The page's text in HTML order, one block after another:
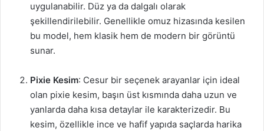
uygulanabilir. Düz ya da dalgalı olarak
şekillendirilebilir. Genellikle omuz hizasında kesilen
bu model, hem klasik hem de modern bir görüntü
sunar.
Pixie Kesim: Cesur bir seçenek arayanlar için ideal
olan pixie kesim, başın üst kısmında daha uzun ve
yanlarda daha kısa detaylar ile karakterizedir. Bu
kesim, özellikle ince ve hafif yapıda saçlarda harika